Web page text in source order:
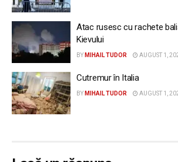
Atac rusesc cu rachete
Kievului
BY MIHAIL TUDOR AUGUST 1,
Cutremur în Italia
BY MIHAIL TUDOR AUGUST 1,